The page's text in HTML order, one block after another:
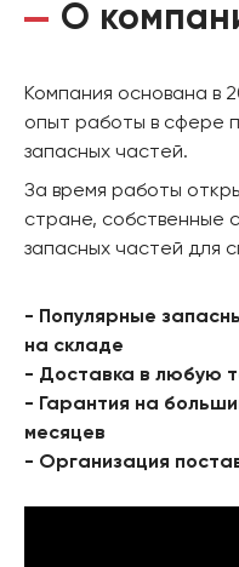
О
Компания основана в
опыт работы в сфере
запасных частей.
За время работы
стране, собственные
запасных частей для
- Популярные
на складе
- Доставка в любую
- Гарантия на
месяцев
- Организация